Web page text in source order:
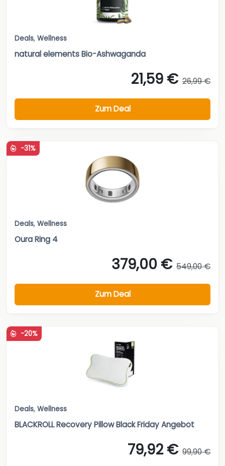
Deals, Wellness
natural elements Bio-Ashwaganda
21,59 € 26,99 €
Zum Deal
-31%
Deals, Wellness
Oura Ring 4
379,00 € 549,00 €
Zum Deal
-20%
Deals, Wellness
BLACKROLL Recovery Pillow Black Friday Angebot
79,92 € 99,90 €